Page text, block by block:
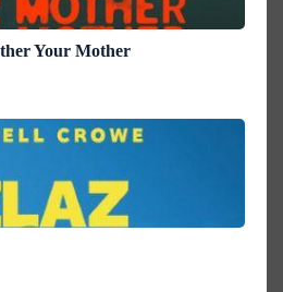
Your Mother